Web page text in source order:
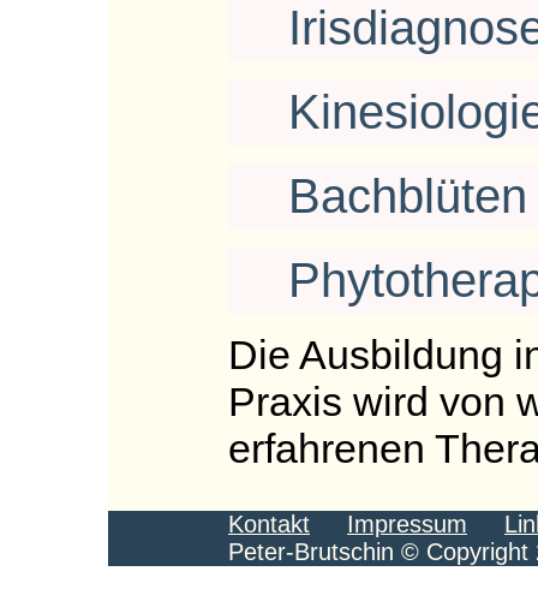
Die Ausbildung
Praxis wird von
erfahrenen
Kontakt Impressum
Peter-Brutschin © Copyright